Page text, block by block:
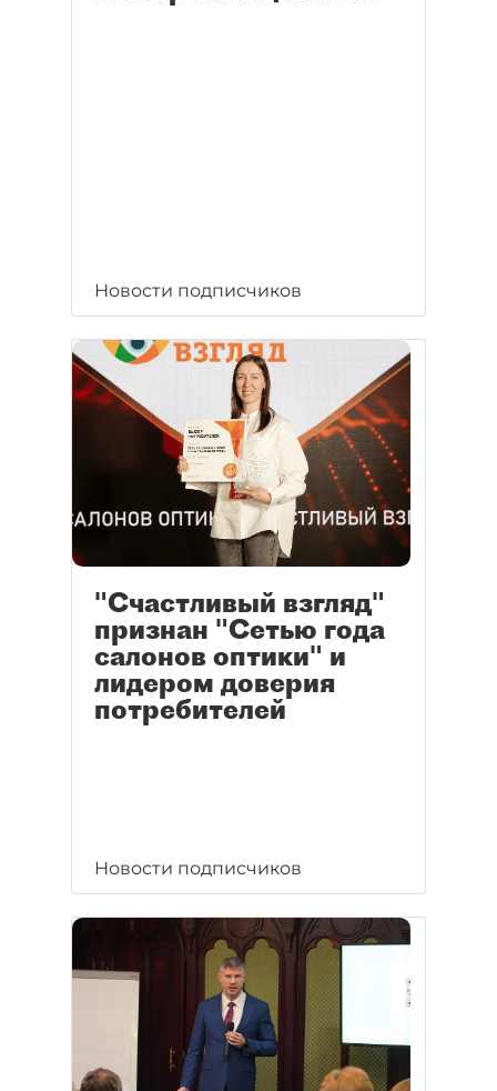
Новости подписчиков
"Счастливый взгляд"
признан "Сетью года
салонов оптики" и
лидером доверия
потребителей
Новости подписчиков